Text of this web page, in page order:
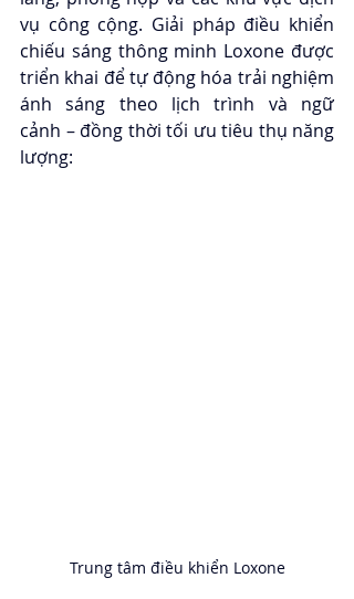
vụ công cộng. Giải pháp điều khiển
chiếu sáng thông minh Loxone được
triển khai để tự động hóa trải nghiệm
ánh sáng theo lịch trình và ngữ
cảnh – đồng thời tối ưu tiêu thụ năng
lượng:
Trung tâm điều khiển Loxone